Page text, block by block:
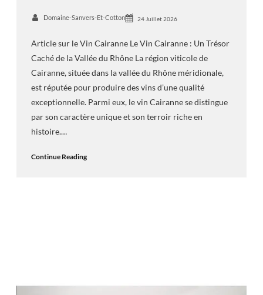
Domaine-Sanvers-Et-Cotton 24 Juillet 2026
Article sur le Vin Cairanne Le Vin Cairanne : Un Trésor
Caché de la Vallée du Rhône La région viticole de
Cairanne, située dans la vallée du Rhône méridionale,
est réputée pour produire des vins d’une qualité
exceptionnelle. Parmi eux, le vin Cairanne se distingue
par son caractère unique et son terroir riche en
histoire.…
Continue Reading